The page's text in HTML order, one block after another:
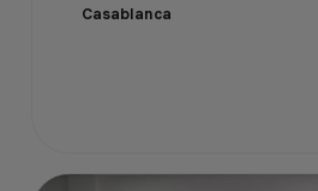
Casablanca